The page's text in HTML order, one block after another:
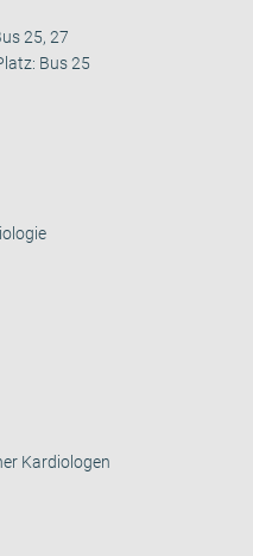
25, 27
Bus 25
Kardiologen